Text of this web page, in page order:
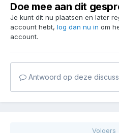
Doe mee aan dit
Je kunt dit nu plaatsen en later
account hebt, log dan nu in om
account.
Antwoord op deze
Volgers